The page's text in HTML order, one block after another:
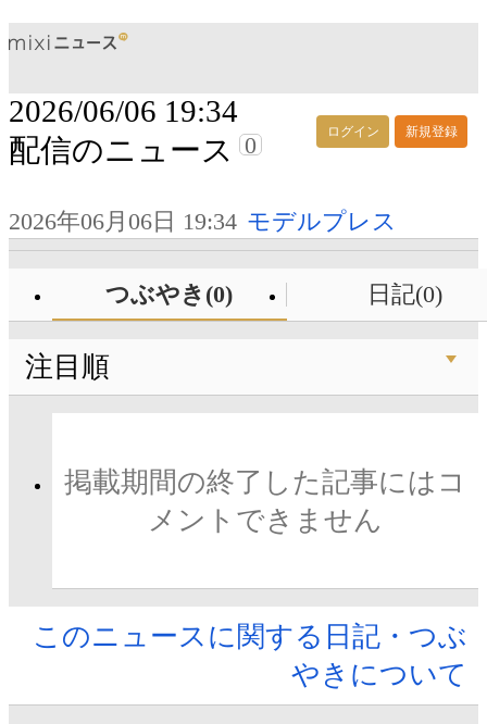
ログイン 新規登録
2026/06/06 19:34
配信のニュース
0
2026年06月06日 19:34 モデルプレス
つぶやき(0) 日記(0)
注目順
掲載期間の終了した記事にはコ
メントできません
このニュースに関する日記・つぶ
やきについて